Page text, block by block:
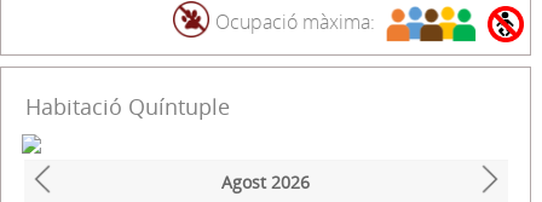
Ocupació màxima:
Habitació Quíntuple
Agost 2026